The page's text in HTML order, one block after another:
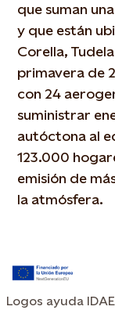
que suman
y que están
Corella,
primavera de
con 24
suministrar
autóctona al
123.000
emisión de
la atmósfera.
Logos ayuda IDAE